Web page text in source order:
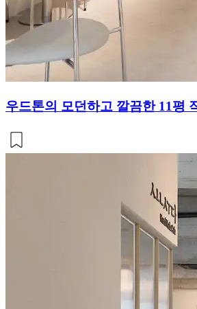
우드톤의 모던하고 깔끔한 11평